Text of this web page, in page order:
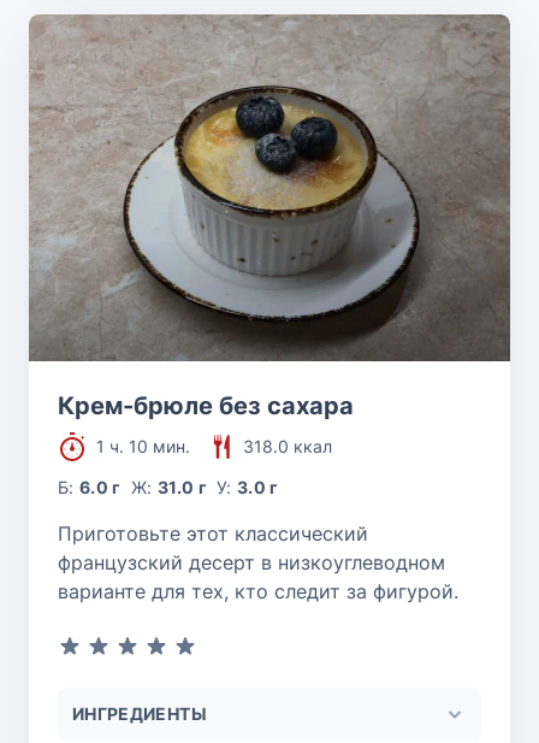
Крем-брюле без сахара
1 ч. 10 мин.
318.0 ккал
Б:6.0 г Ж: 31.0 г У:3.0 г
Приготовьте этот классический
французский десерт в низкоуглеводном
варианте для тех, кто следит за фигурой.
ИНГРЕДИЕНТЫ